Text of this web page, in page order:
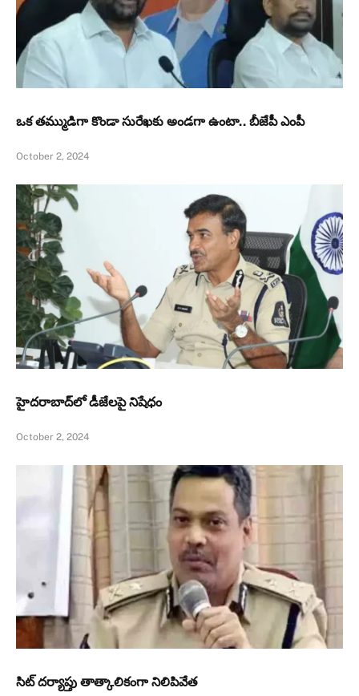
ఒక తమ్ముడిగా కొండా సురేఖకు అండగా ఉంటా.. బీజేపీ ఎంపీ
October 2, 2024
హైదరాబాద్‌లో డీజేలపై నిషేధం
October 2, 2024
సిట్‌ దర్యాప్తు తాత్కాలికంగా నిలిపివేత